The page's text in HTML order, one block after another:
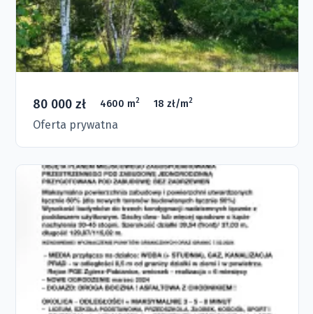
80 000 zł 4600 m2 18 zł/m2
Oferta prywatna